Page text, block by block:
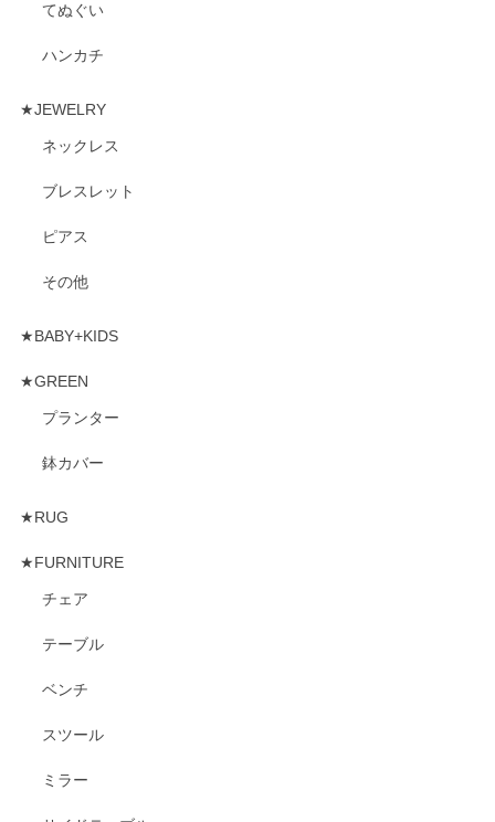
てぬぐい
ハンカチ
★JEWELRY
ネックレス
ブレスレット
ピアス
その他
★BABY+KIDS
★GREEN
プランター
鉢カバー
★RUG
★FURNITURE
チェア
テーブル
ベンチ
スツール
ミラー